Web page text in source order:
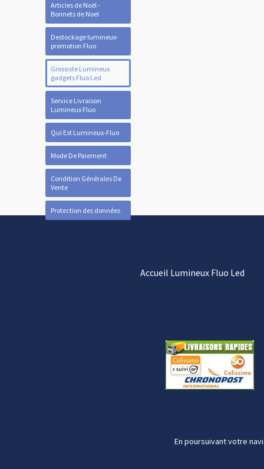
Articles de Noël -
Bonnets de Noel
Destockage lumineux-
promotion Fluo
Grossiste Lumineux
gadgets Fluo Led
Service Livraison
Lumineux Fluo
Qui Est Lumineux-Fluo
Mode De Paiement
Condition Générales De
Vente
Protection des données
Accueil Lumineux Fluo Led
En poursuivant votre